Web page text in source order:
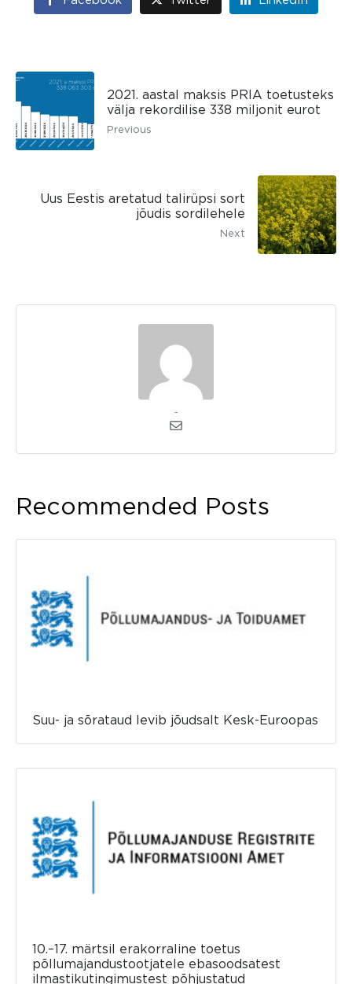
2021. aastal maksis PRIA toetusteks
välja rekordilise 338 miljonit eurot
Previous
Uus Eestis aretatud talirüpsi sort
jõudis sordilehele
Next
Recommended Posts
Suu- ja sõrataud levib jõudsalt Kesk-Euroopas
10.–17. märtsil erakorraline toetus
põllumajandustootjatele ebasoodsatest
ilmastikutingimustest põhjustatud